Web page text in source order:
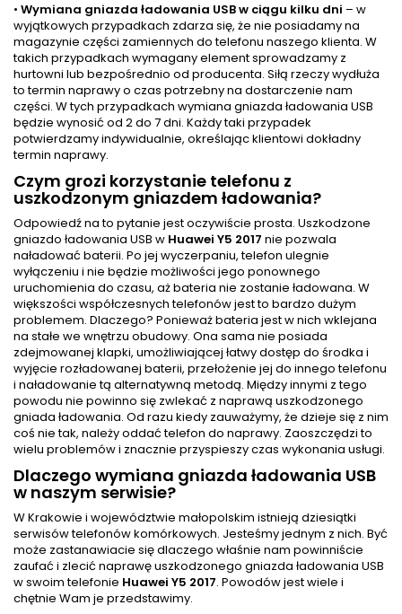
• Wymiana gniazda ładowania USB w ciągu kilku dni – w
wyjątkowych przypadkach zdarza się, że nie posiadamy na
magazynie części zamiennych do telefonu naszego klienta. W
takich przypadkach wymagany element sprowadzamy z
hurtowni lub bezpośrednio od producenta. Siłą rzeczy wydłuża
to termin naprawy o czas potrzebny na dostarczenie nam
części. W tych przypadkach wymiana gniazda ładowania USB
będzie wynosić od 2 do 7 dni. Każdy taki przypadek
potwierdzamy indywidualnie, określając klientowi dokładny
termin naprawy.
Czym grozi korzystanie telefonu z
uszkodzonym gniazdem ładowania?
Odpowiedź na to pytanie jest oczywiście prosta. Uszkodzone
gniazdo ładowania USB w Huawei Y5 2017 nie pozwala
naładować baterii. Po jej wyczerpaniu, telefon ulegnie
wyłączeniu i nie będzie możliwości jego ponownego
uruchomienia do czasu, aż bateria nie zostanie ładowana. W
większości współczesnych telefonów jest to bardzo dużym
problemem. Dlaczego? Ponieważ bateria jest w nich wklejana
na stałe we wnętrzu obudowy. Ona sama nie posiada
zdejmowanej klapki, umożliwiającej łatwy dostęp do środka i
wyjęcie rozładowanej baterii, przełożenie jej do innego telefonu
i naładowanie tą alternatywną metodą. Między innymi z tego
powodu nie powinno się zwlekać z naprawą uszkodzonego
gniada ładowania. Od razu kiedy zauważymy, że dzieje się z nim
coś nie tak, należy oddać telefon do naprawy. Zaoszczędzi to
wielu problemów i znacznie przyspieszy czas wykonania usługi.
Dlaczego wymiana gniazda ładowania USB
w naszym serwisie?
W Krakowie i województwie małopolskim istnieją dziesiątki
serwisów telefonów komórkowych. Jesteśmy jednym z nich. Być
może zastanawiacie się dlaczego właśnie nam powinniście
zaufać i zlecić naprawę uszkodzonego gniazda ładowania USB
w swoim telefonie Huawei Y5 2017. Powodów jest wiele i
chętnie Wam je przedstawimy.